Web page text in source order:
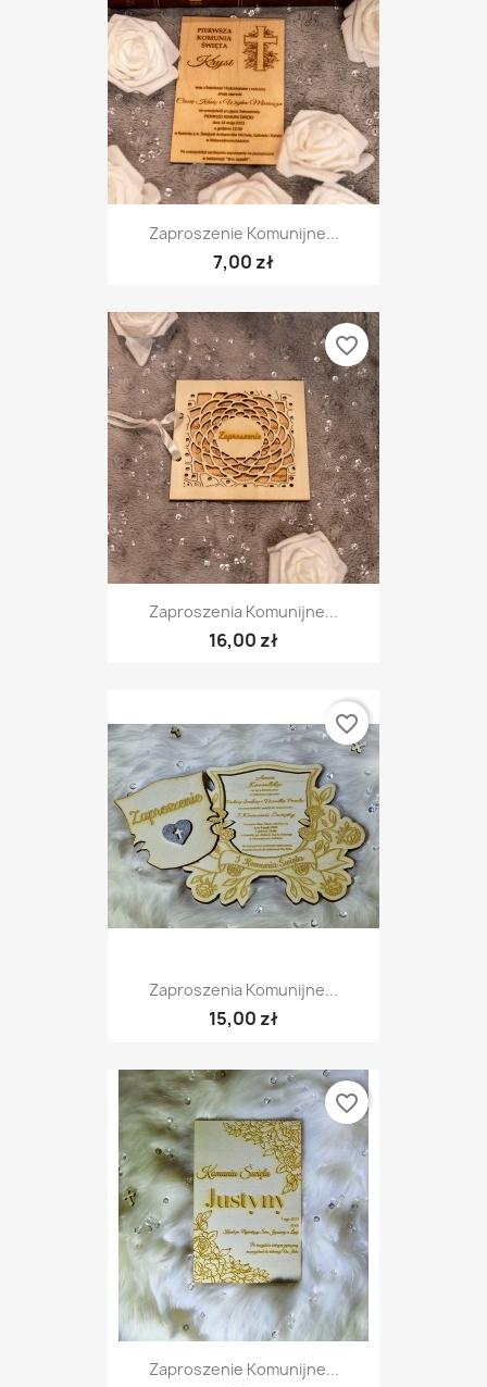
Zaproszenie Komunijne...
7,00 zł
Zaproszenia Komunijne...
16,00 zł
favorite_border
Zaproszenia Komunijne...
15,00 zł
favorite_border
Zaproszenie Komunijne...
favorite_border